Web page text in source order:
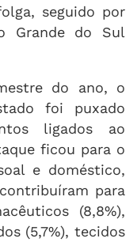
seguido por
Grande do Sul
do ano, o
foi puxado
ligados ao
ficou para o
e doméstico,
para
(8,8%),
(5,7%), tecidos